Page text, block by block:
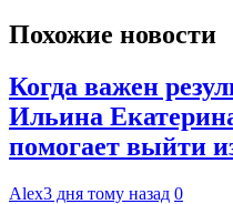
Похожие новости
Когда важен
Ильина
помогает выйти
Alex3 дня тому назад 0